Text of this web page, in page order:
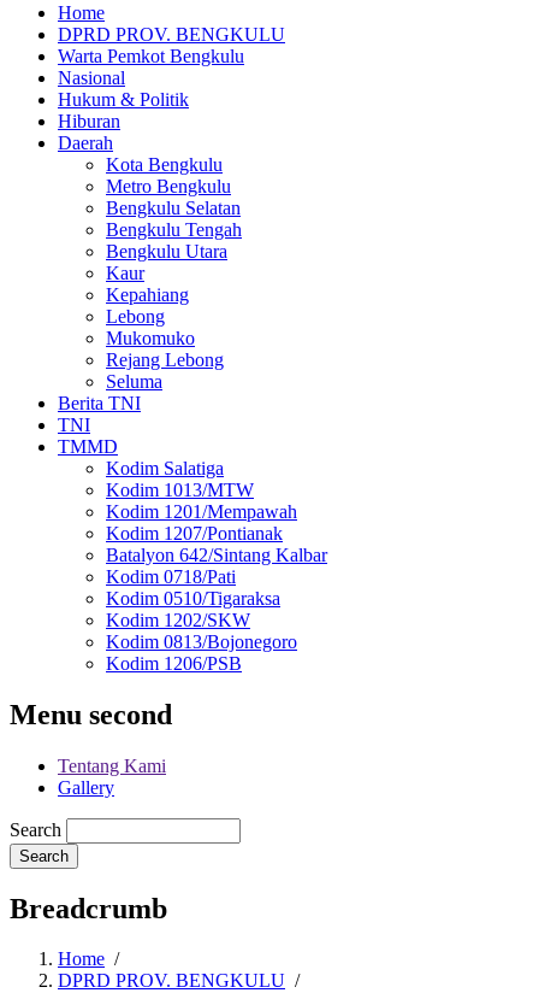
Home
DPRD PROV. BENGKULU
Warta Pemkot Bengkulu
Nasional
Hukum & Politik
Hiburan
Daerah
Kota Bengkulu
Metro Bengkulu
Bengkulu Selatan
Bengkulu Tengah
Bengkulu Utara
Kaur
Kepahiang
Lebong
Mukomuko
Rejang Lebong
Seluma
Berita TNI
TNI
TMMD
Kodim Salatiga
Kodim 1013/MTW
Kodim 1201/Mempawah
Kodim 1207/Pontianak
Batalyon 642/Sintang Kalbar
Kodim 0718/Pati
Kodim 0510/Tigaraksa
Kodim 1202/SKW
Kodim 0813/Bojonegoro
Kodim 1206/PSB
Menu second
Tentang Kami
Gallery
Search
Breadcrumb
Home /
DPRD PROV. BENGKULU /